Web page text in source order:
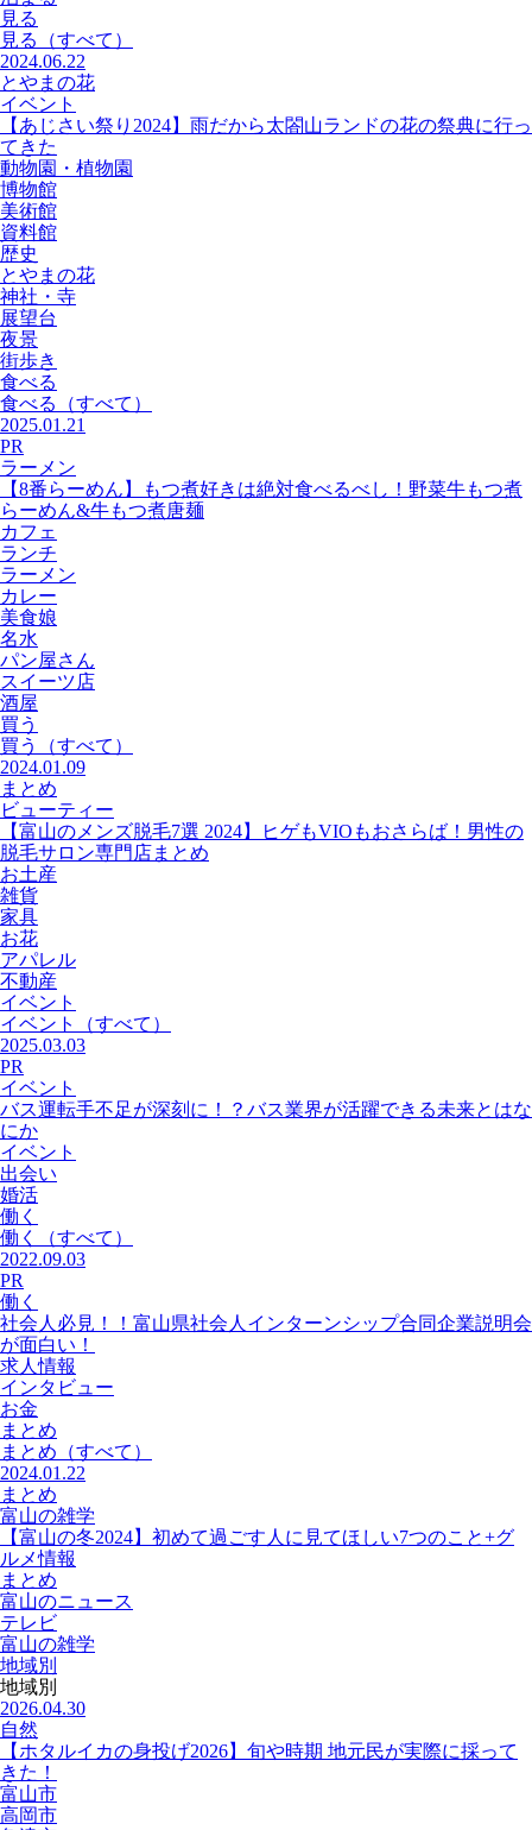
見る
見る
（すべて）
2024.06.22
とやまの花
イベント
【あじさい祭り2024】雨だから太閤山ランドの花の祭典に行っ
てきた
動物園・植物園
博物館
美術館
資料館
歴史
とやまの花
神社・寺
展望台
夜景
街歩き
食べる
食べる
（すべて）
2025.01.21
PR
ラーメン
【8番らーめん】もつ煮好きは絶対食べるべし！野菜牛もつ煮
らーめん&牛もつ煮唐麺
カフェ
ランチ
ラーメン
カレー
美食娘
名水
パン屋さん
スイーツ店
酒屋
買う
買う
（すべて）
2024.01.09
まとめ
ビューティー
【富山のメンズ脱毛7選 2024】ヒゲもVIOもおさらば！男性の
脱毛サロン専門店まとめ
お土産
雑貨
家具
お花
アパレル
不動産
イベント
イベント
（すべて）
2025.03.03
PR
イベント
バス運転手不足が深刻に！？バス業界が活躍できる未来とはな
にか
イベント
出会い
婚活
働く
働く
（すべて）
2022.09.03
PR
働く
社会人必見！！富山県社会人インターンシップ合同企業説明会
が面白い！
求人情報
インタビュー
お金
まとめ
まとめ （すべて）
2024.01.22
まとめ
富山の雑学
【富山の冬2024】初めて過ごす人に見てほしい7つのこと+グ
ルメ情報
まとめ
富山のニュース
テレビ
富山の雑学
地域別
地域別
2026.04.30
自然
【ホタルイカの身投げ2026】旬や時期 地元民が実際に採って
きた！
富山市
高岡市